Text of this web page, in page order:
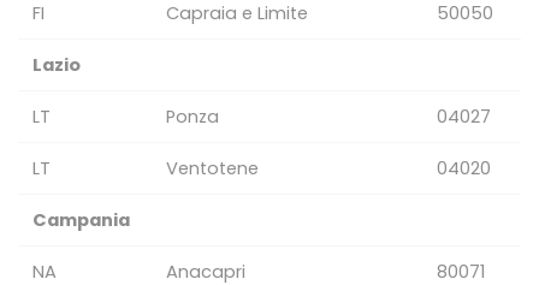
FI Capraia e Limite 50050
Lazio
LT Ponza 04027
LT Ventotene 04020
Campania
NA Anacapri 80071